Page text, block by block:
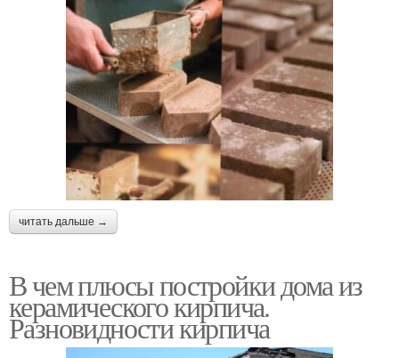
читать дальше →
В чем плюсы постройки дома из
керамического кирпича.
Разновидности кирпича